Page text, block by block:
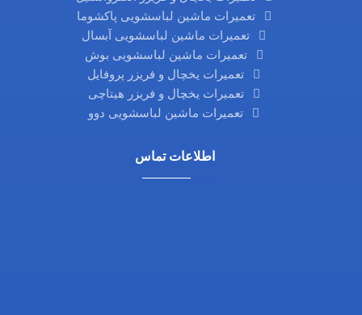
تعمیرات ماشین لباسشویی پاکشوما
تعمیرات ماشین لباسشویی آبسال
تعمیرات ماشین لباسشویی بوش
تعمیرات یخچال و فریزر پروفایل
تعمیرات یخچال و فریزر هیتاچی
تعمیرات ماشین لباسشویی دوو
اطلاعات تماس